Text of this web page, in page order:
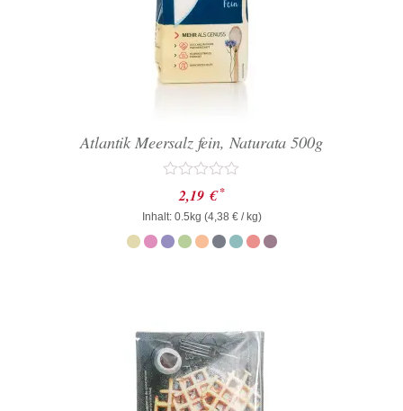
Atlantik Meersalz fein, Naturata 500g
Bewertet
mit
0
von
5
2,19 € *
Inhalt: 0.5kg (4,38 €/ kg)